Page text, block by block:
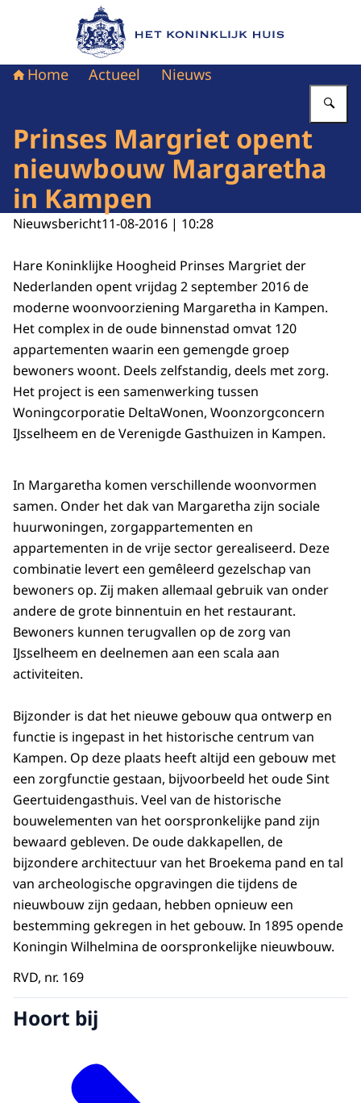
Naar de homepage van Het Koninklijk Huis
Home Actueel Nieuws
Prinses Margriet opent
nieuwbouw Margaretha
in Kampen
Nieuwsbericht11-08-2016 | 10:28
Hare Koninklijke Hoogheid Prinses Margriet der
Nederlanden opent vrijdag 2 september 2016 de
moderne woonvoorziening Margaretha in Kampen.
Het complex in de oude binnenstad omvat 120
appartementen waarin een gemengde groep
bewoners woont. Deels zelfstandig, deels met zorg.
Het project is een samenwerking tussen
Woningcorporatie DeltaWonen, Woonzorgconcern
IJsselheem en de Verenigde Gasthuizen in Kampen.
In Margaretha komen verschillende woonvormen
samen. Onder het dak van Margaretha zijn sociale
huurwoningen, zorgappartementen en
appartementen in de vrije sector gerealiseerd. Deze
combinatie levert een gemêleerd gezelschap van
bewoners op. Zij maken allemaal gebruik van onder
andere de grote binnentuin en het restaurant.
Bewoners kunnen terugvallen op de zorg van
IJsselheem en deelnemen aan een scala aan
activiteiten.
Bijzonder is dat het nieuwe gebouw qua ontwerp en
functie is ingepast in het historische centrum van
Kampen. Op deze plaats heeft altijd een gebouw met
een zorgfunctie gestaan, bijvoorbeeld het oude Sint
Geertuidengasthuis. Veel van de historische
bouwelementen van het oorspronkelijke pand zijn
bewaard gebleven. De oude dakkapellen, de
bijzondere architectuur van het Broekema pand en tal
van archeologische opgravingen die tijdens de
nieuwbouw zijn gedaan, hebben opnieuw een
bestemming gekregen in het gebouw. In 1895 opende
Koningin Wilhelmina de oorspronkelijke nieuwbouw.
RVD, nr. 169
Hoort bij